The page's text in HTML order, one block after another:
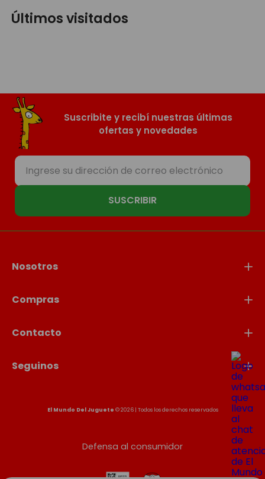
Últimos visitados
Suscribite y recibí nuestras últimas
ofertas y novedades
SUSCRIBIR
Nosotros
Compras
Contacto
Seguinos
El Mundo Del Juguete © 2026 | Todos los derechos reservados
Defensa al consumidor